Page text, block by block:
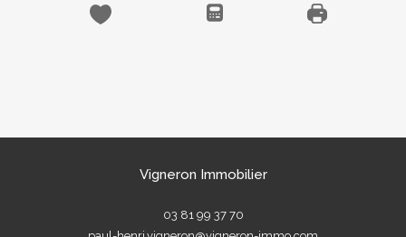
Vigneron Immobilier
03 81 99 37 70